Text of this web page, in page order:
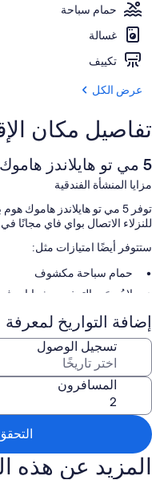
حمام سباحة
غسالة
تكييف
عرض الكل
تفاصيل مكان
5 مي تو هايلاندز هاموك هوم بي/ت فنيفنسيد إن يارد
مزايا المنشأة الفندقية
توفر 5 مي تو هايلاندز
للنزلاء الاتصال بواي فاي مجانًا
ستتوفر أيضًا امتيازات مثل:
حمام سباحة مكشوف
لا يُسمَح بالتدخين وشوايات فحم
سمات الغرفة
إن يارد وسائل راحة مثل تكييف.
تتضمن وسائل الراحة الإضافية:
تدفئة ومراوح سقف
ساحات خارجية، ومطابخ،
إضافة التواريخ لمعرفة
تسجيل الوصول
المسافرون
المزيد عن هذه